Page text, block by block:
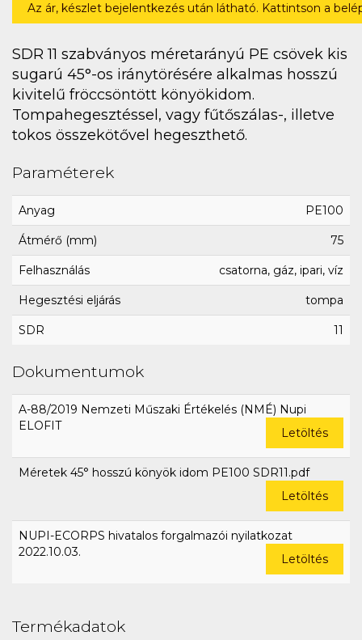
Az ár, készlet bejelentkezés után látható. Kattintson a
SDR 11 szabványos méretarányú PE csövek kis
sugarú 45°-os iránytörésére alkalmas hosszú
kivitelű fröccsöntött könyökidom.
Tompahegesztéssel, vagy fűtőszálas-, illetve
tokos összekötővel hegeszthető.
Paraméterek
Anyag PE100
Átmérő (mm) 75
Felhasználás csatorna, gáz, ipari, víz
Hegesztési eljárás tompa
SDR 11
Dokumentumok
A-88/2019 Nemzeti Műszaki Értékelés (NMÉ) Nupi
ELOFIT
Letöltés
Méretek 45° hosszú könyök idom PE100 SDR11.pdf
Letöltés
NUPI-ECORPS hivatalos forgalmazói nyilatkozat
2022.10.03.
Letöltés
Termékadatok